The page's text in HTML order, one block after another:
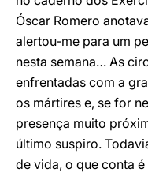
Óscar Romero
alertou-me para um
nesta semana… As
enfrentadas com a
os mártires e, se for
presença muito
último suspiro.
de vida, o que conta